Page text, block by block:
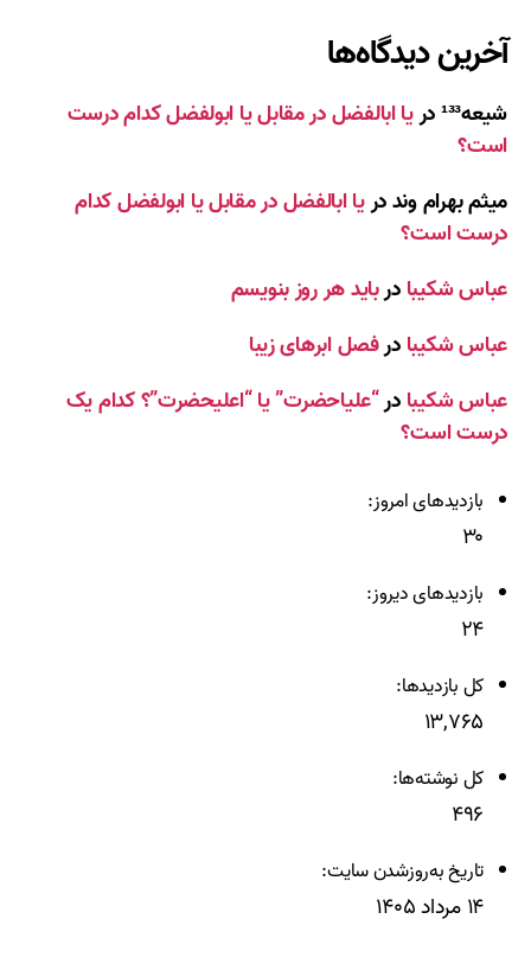
آخرین دیدگاه‌ها
شیعه¹³³ دریا ابالفضل در مقابل یا ابولفضل کدام درست
است؟
میثم بهرام ونددریا ابالفضل در مقابل یا ابولفضل کدام
درست است؟
عباس شکیبا درباید هر روز بنویسم
عباس شکیبا درفصل ابرهای زیبا
عباس شکیبا در“علیاحضرت” یا “اعلیحضرت”؟ کدام یک
درست است؟
بازدیدهای امروز:
۳۰
بازدیدهای دیروز:
۲۴
کل بازدیدها:
۱۳,۷۶۵
کل نوشته‌ها:
۴۹۶
تاریخ به‌روزشدن سایت:
۱۴ مرداد ۱۴۰۵